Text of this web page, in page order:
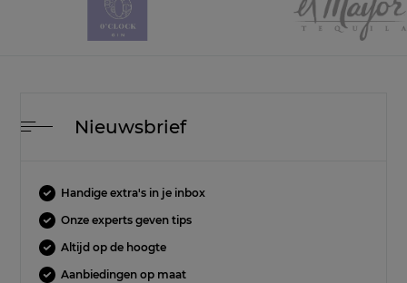
Nieuwsbrief
Handige extra's in je inbox
Onze experts geven tips
Altijd op de hoogte
Aanbiedingen op maat